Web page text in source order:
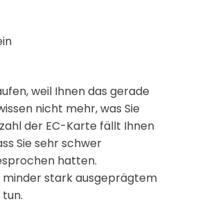
weil Ihnen das gerade
nicht mehr, was Sie
der EC-Karte fällt Ihnen
Sie sehr schwer
hatten.
minder stark ausgeprägtem